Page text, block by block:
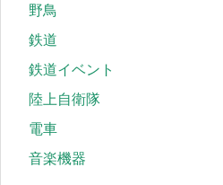
野鳥
鉄道
鉄道イベント
陸上自衛隊
電車
音楽機器